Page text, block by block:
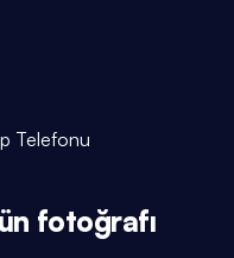
Telefonu
fotoğrafı